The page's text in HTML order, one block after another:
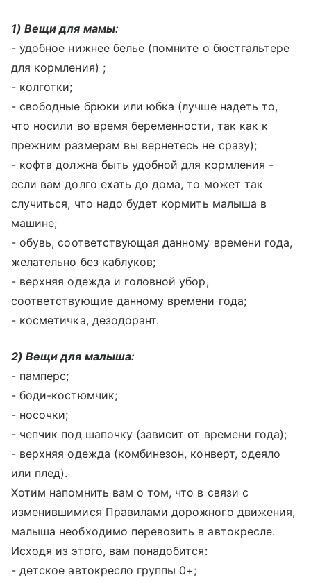
1) Вещи для мамы:
- удобное нижнее белье (помните о бюстгальтере
для кормления) ;
- колготки;
- свободные брюки или юбка (лучше надеть то,
что носили во время беременности, так как к
прежним размерам вы вернетесь не сразу);
- кофта должна быть удобной для кормления -
если вам долго ехать до дома, то может так
случиться, что надо будет кормить малыша в
машине;
- обувь, соответствующая данному времени года,
желательно без каблуков;
- верхняя одежда и головной убор,
соответствующие данному времени года;
- косметичка, дезодорант.
2) Вещи для малыша:
- памперс;
- боди-костюмчик;
- носочки;
- чепчик под шапочку (зависит от времени года);
- верхняя одежда (комбинезон, конверт, одеяло
или плед).
Хотим напомнить вам о том, что в связи с
изменившимися Правилами дорожного движения,
малыша необходимо перевозить в автокресле.
Исходя из этого, вам понадобится:
- детское автокресло группы 0+;